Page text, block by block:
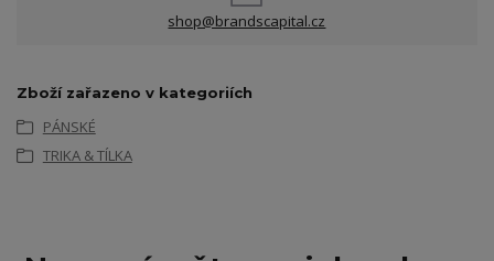
shop@brandscapital.cz
Zboží zařazeno v kategoriích
PÁNSKÉ
TRIKA & TÍLKA